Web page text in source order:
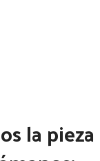
la pieza